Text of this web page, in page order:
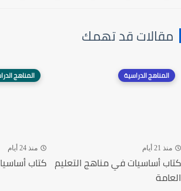
مقالات قد تهمك
المناهج الدراسية
منذ 21 أيام
كتاب أساسيات في مناهج التعليم
العامة
المناهج
منذ 24 أيام
كتاب